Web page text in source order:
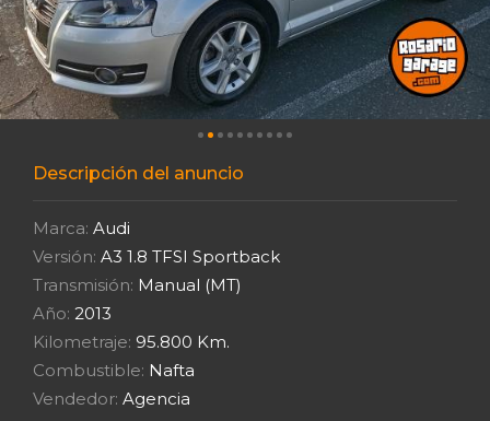
Descripción del anuncio
Marca: Audi
Versión: A3 1.8 TFSI Sportback
Transmisión: Manual (MT)
Año: 2013
Kilometraje: 95.800 Km.
Combustible: Nafta
Vendedor: Agencia